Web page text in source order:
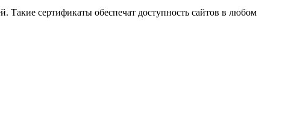
Такие сертификаты обеспечат доступность сайтов в любом